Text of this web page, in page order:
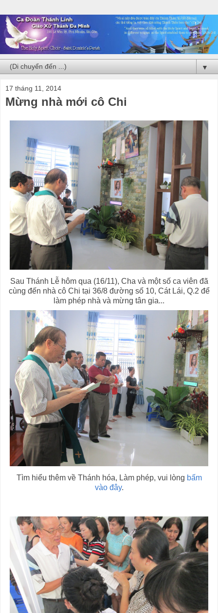
▼
17 tháng 11, 2014
Mừng nhà mới cô Chi
Sau Thánh Lễ hôm qua (16/11), Cha và một số ca viên đã
cùng đến nhà cô Chi tại 36/8 đường số 10, Cát Lái, Q.2 để
làm phép nhà và mừng tân gia...
Tìm hiểu thêm về Thánh hóa, Làm phép, vui lòng bấm
vào đây.